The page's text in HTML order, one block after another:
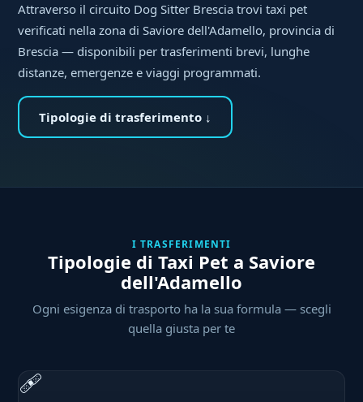
Attraverso il circuito Dog Sitter Brescia trovi taxi pet
verificati nella zona di Saviore dell'Adamello, provincia di
Brescia — disponibili per trasferimenti brevi, lunghe
distanze, emergenze e viaggi programmati.
Tipologie di trasferimento ↓
I TRASFERIMENTI
Tipologie di Taxi Pet a Saviore
dell'Adamello
Ogni esigenza di trasporto ha la sua formula — scegli
quella giusta per te
🩹